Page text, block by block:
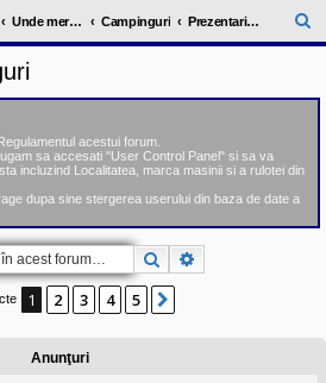
Unde mergem ? Campinguri Prezentari campinguri
ă
acestui forum.
sa accesati "User Control Panel" si sa va
incluzind Localitatea, marca masinii si a rulotei din
dupa sine stergerea userului din baza de date a
Căutare
1 2 3 4 5
Anunţuri